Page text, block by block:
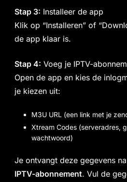
Stap 3: Installeer de app
Klik op “Installeren” of
de app klaar is.
Stap 4: Voeg je IPTV-
Open de app en kies de
je kiezen uit:
M3U URL (een link met je
Xtream Codes (serveradres,
wachtwoord)
Je ontvangt deze gegevens
IPTV-abonnement. Vul de